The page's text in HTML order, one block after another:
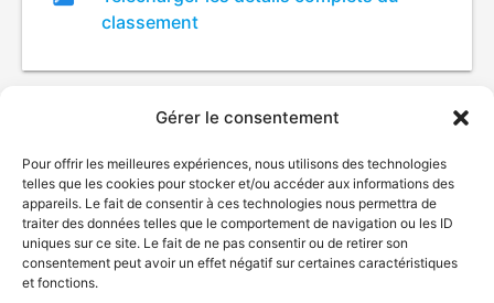
Gérer le consentement
Pour offrir les meilleures expériences, nous utilisons des technologies
telles que les cookies pour stocker et/ou accéder aux informations des
appareils. Le fait de consentir à ces technologies nous permettra de
traiter des données telles que le comportement de navigation ou les ID
uniques sur ce site. Le fait de ne pas consentir ou de retirer son
consentement peut avoir un effet négatif sur certaines caractéristiques
et fonctions.
de
classement
classement
© Gouvernement du Québec, 2026